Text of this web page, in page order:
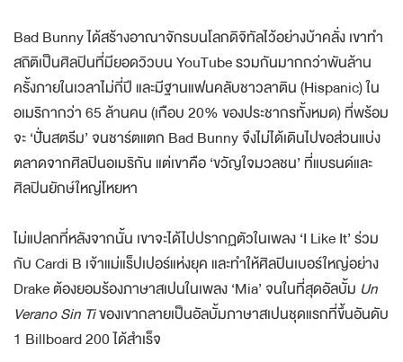
Bad Bunny ได้สร้างอาณาจักรบนโลกดิจิทัลไว้อย่างบ้าคลั่ง เขาทำ
สถิติเป็นศิลปินที่มียอดวิวบน YouTube รวมกันมากกว่าพันล้าน
ครั้งภายในเวลาไม่กี่ปี และมีฐานแฟนคลับชาวลาติน (Hispanic) ใน
อเมริกากว่า 65 ล้านคน (เกือบ 20% ของประชากรทั้งหมด) ที่พร้อม
จะ ‘ปั่นสตรีม’ จนชาร์ตแตก Bad Bunny จึงไม่ได้เดินไปขอส่วนแบ่ง
ตลาดจากศิลปินอเมริกัน แต่เขาคือ ‘ขวัญใจมวลชน’ ที่แบรนด์และ
ศิลปินยักษ์ใหญ่โหยหา
ไม่แปลกที่หลังจากนั้น เขาจะได้ไปปรากฏตัวในเพลง ‘I Like It’ ร่วม
กับ Cardi B เจ้าแม่แร็ปเปอร์แห่งยุค และทำให้ศิลปินเบอร์ใหญ่อย่าง
Drake ต้องยอมร้องภาษาสเปนในเพลง ‘Mia’ จนในที่สุดอัลบั้ม Un
Verano Sin Tiของเขากลายเป็นอัลบั้มภาษาสเปนชุดแรกที่ขึ้นอันดับ
1 Billboard 200 ได้สำเร็จ